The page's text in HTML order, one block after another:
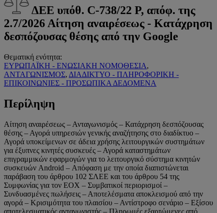
ΔΕΕ υπόθ. C-738/22 P, απόφ. της
2.7/2026 Αίτηση αναιρέσεως - Κατάχρηση
δεσπόζουσας θέσης από την Google
Θεματική ενότητα:
ΕΥΡΩΠΑΪΚΗ - ΕΝΩΣΙΑΚΗ ΝΟΜΟΘΕΣΙΑ,
ΑΝΤΑΓΩΝΙΣΜΟΣ, ΔΙΑΔΙΚΤΥΟ - ΠΛΗΡΟΦΟΡΙΚΗ -
ΕΠΙΚΟΙΝΩΝΙΕΣ - ΠΡΟΣΩΠΙΚΑ ΔΕΔΟΜΕΝΑ
Περίληψη
Αίτηση αναιρέσεως – Ανταγωνισμός – Κατάχρηση δεσπόζουσας
θέσης – Αγορά υπηρεσιών γενικής αναζήτησης στο διαδίκτυο –
Αγορά υποκείμενων σε άδεια χρήσης λειτουργικών συστημάτων
για έξυπνες κινητές συσκευές – Αγορά καταστημάτων
επιγραμμικών εφαρμογών για το λειτουργικό σύστημα κινητών
συσκευών Android – Απόφαση με την οποία διαπιστώνεται
παράβαση του άρθρου 102 ΣΛΕΕ και του άρθρου 54 της
Συμφωνίας για τον ΕΟΧ – Συμβατικοί περιορισμοί –
Συνδυασμένες πωλήσεις – Αποτελέσματα αποκλεισμού από την
αγορά – Κρισιμότητα του πλαισίου – Αντίστροφο σενάριο – Εξίσου
αποτελεσματικός ανταγωνιστής – Πληρωμές εξαρτώμενες από